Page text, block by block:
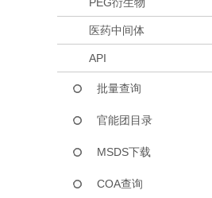
医药中间体
API
批量查询
官能团目录
MSDS下载
COA查询